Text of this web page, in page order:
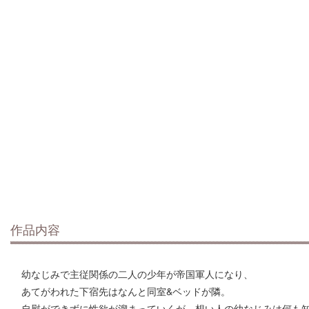
作品内容
幼なじみで主従関係の二人の少年が帝国軍人になり、
あてがわれた下宿先はなんと同室&ベッドが隣。